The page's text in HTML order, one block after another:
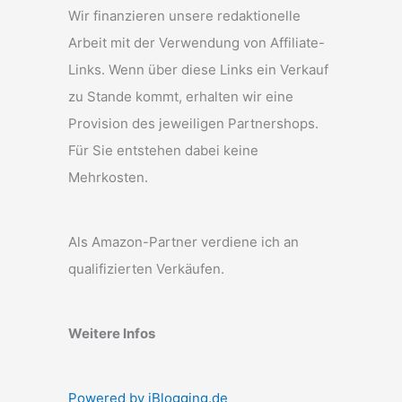
Wir finanzieren unsere redaktionelle
Arbeit mit der Verwendung von Affiliate-
Links. Wenn über diese Links ein Verkauf
zu Stande kommt, erhalten wir eine
Provision des jeweiligen Partnershops.
Für Sie entstehen dabei keine
Mehrkosten.
Als Amazon-Partner verdiene ich an
qualifizierten Verkäufen.
Weitere Infos
Powered by iBlogging.de